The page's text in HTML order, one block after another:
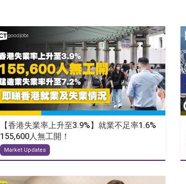
【香港失業率上升至3.9%】就業不足率1.6%
155,600人無工開！
Market Updates